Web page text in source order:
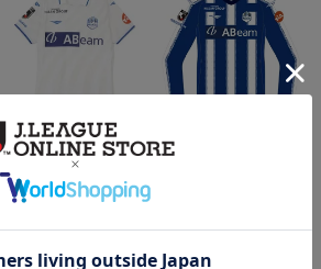
26/27オーセンティックユ
ニフォーム半袖（FP2n
d）
18,700円～23,760円
26/27オーセンティックユ
ニフォーム長袖（FP1st）